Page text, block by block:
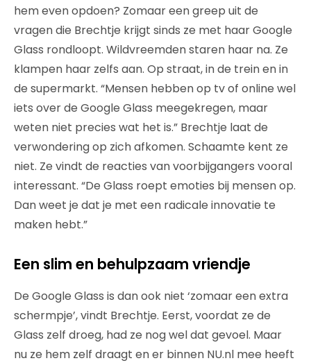
hem even opdoen? Zomaar een greep uit de
vragen die Brechtje krijgt sinds ze met haar Google
Glass rondloopt. Wildvreemden staren haar na. Ze
klampen haar zelfs aan. Op straat, in de trein en in
de supermarkt. “Mensen hebben op tv of online wel
iets over de Google Glass meegekregen, maar
weten niet precies wat het is.” Brechtje laat de
verwondering op zich afkomen. Schaamte kent ze
niet. Ze vindt de reacties van voorbijgangers vooral
interessant. “De Glass roept emoties bij mensen op.
Dan weet je dat je met een radicale innovatie te
maken hebt.”
Een slim en behulpzaam vriendje
De Google Glass is dan ook niet ‘zomaar een extra
schermpje’, vindt Brechtje. Eerst, voordat ze de
Glass zelf droeg, had ze nog wel dat gevoel. Maar
nu ze hem zelf draagt en er binnen NU.nl mee heeft